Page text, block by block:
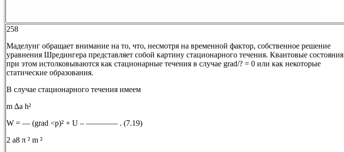
258
Маделунг обращает внимание на то, что, несмотря на временной фактор, собственное решение
уравнения Шредингера представляет собой картину стационарного течения. Квантовые состояния
при этом истолковываются как стационарные течения в случае grad/? = 0 или как некоторые
статические образования.
В случае стационарного течения имеем
m ∆а h²
W = — (grad <р)² + U – ———— . (7.19)
2 а8 π ² m ²